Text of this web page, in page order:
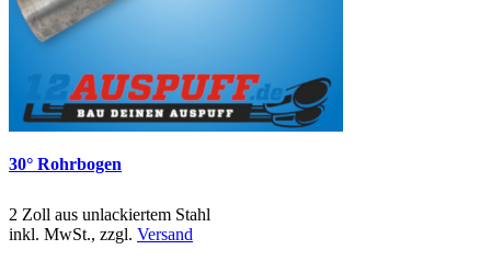
30° Rohrbogen
2 Zoll aus unlackiertem Stahl
inkl. MwSt., zzgl. Versand